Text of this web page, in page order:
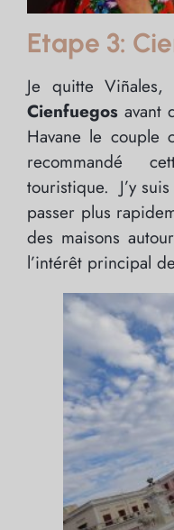
Etape 3:
Je quitte
Cienfuegos avant
Havane le couple
recommandé
touristique. J’y
passer plus
des maisons
l’intérêt principal